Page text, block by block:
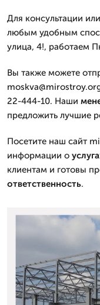
Для консультации
любым удобным
улица, 4!, работаем
Вы также можете
22-444-10. Наши
предложить лучшие
Посетите наш сайт
информации о
клиентам и готовы
ответственность.